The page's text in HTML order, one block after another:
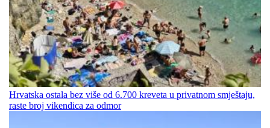
Hrvatska ostala bez više od 6.700 kreveta u privatnom smještaju,
raste broj vikendica za odmor